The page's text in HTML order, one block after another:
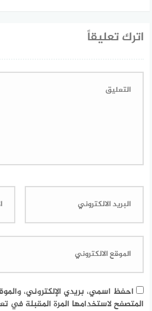
اترك تعليقاً
احفظ اسمي، بريدي الإلكتروني،
المتصفح لاستخدامها المرة المقبلة في